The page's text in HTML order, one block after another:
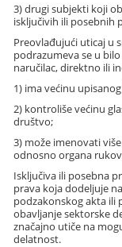
3) drugi subjekti koji
isključivih ili posebnih
Preovlađujući uticaj u
podrazumeva se u
naručilac, direktno ili
1) ima većinu
2) kontroliše većinu
društvo;
3) može imenovati
odnosno organa
Isključiva ili posebna
prava koja dodeljuje
podzakonskog akta ili
obavljanje sektorske
značajno utiče na
delatnost.